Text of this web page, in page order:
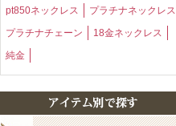
pt850ネックレス
プラチナネックレス
プラチナチェーン
18金ネックレス
純金